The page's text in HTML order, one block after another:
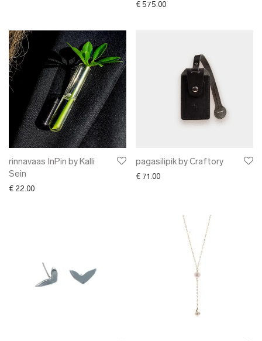
€ 575.00
rinnavaas InPin by Kalli
Sein
€ 22.00
pagasilipik by Craftory
€ 71.00